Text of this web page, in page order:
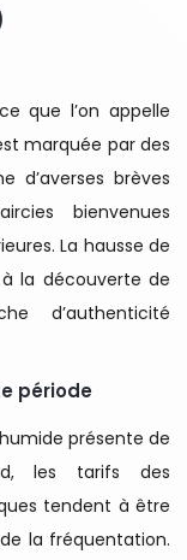
que l’on appelle
marquée par des
d’averses brèves
bienvenues
La hausse de
la découverte de
d’authenticité
période
présente de
les tarifs des
tendent à être
la fréquentation.